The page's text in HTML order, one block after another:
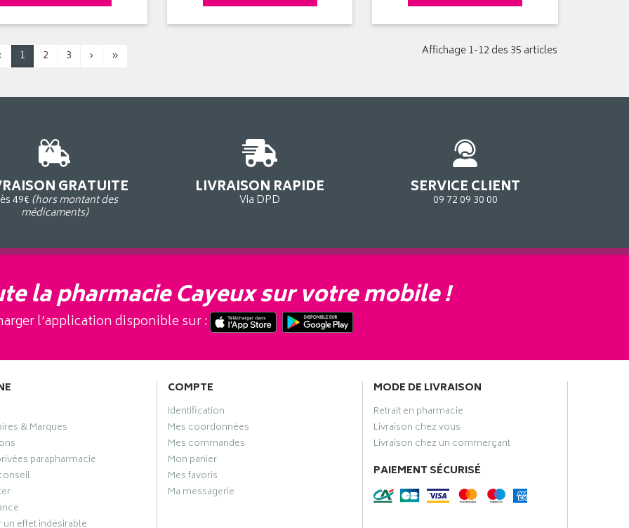
1 2 3 › » Affichage 1-12 des 35 articles
GRATUITE
49€ (hors montant des
médicaments)
LIVRAISON RAPIDE
Via DPD
SERVICE CLIENT
09 72 09 30 00
la pharmacie Cayeux sur votre mobile !
l’application disponible sur :
& Marques
parapharmacie
effet indésirable
COMPTE
Identification
Mes coordonnées
Mes commandes
Mon panier
Mes favoris
Ma messagerie
MODE DE LIVRAISON
Retrait en pharmacie
Livraison chez vous
Livraison chez un commerçant
PAIEMENT SÉCURISÉ